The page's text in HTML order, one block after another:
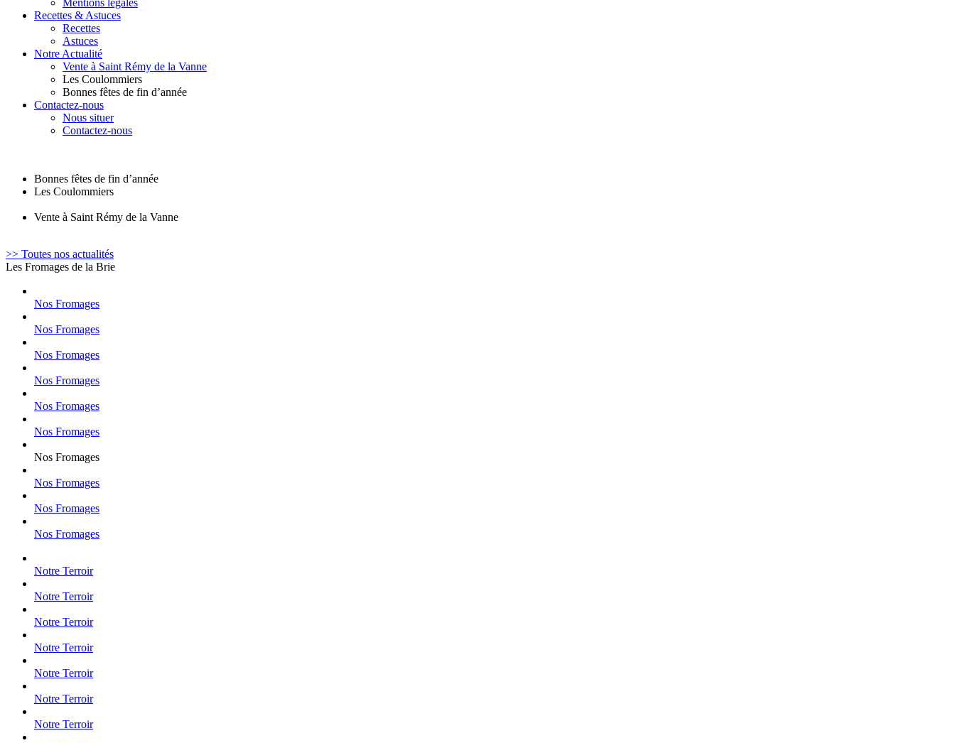
Mentions légales
Recettes & Astuces
Recettes
Astuces
Notre Actualité
Vente à Saint Rémy de la Vanne
Les Coulommiers
Bonnes fêtes de fin d’année
Contactez-nous
Nous situer
Contactez-nous
Bonnes fêtes de fin d’année
Les Coulommiers
Vente à Saint Rémy de la Vanne
>> Toutes nos actualités
Les Fromages de la Brie
Nos Fromages
Nos Fromages
Nos Fromages
Nos Fromages
Nos Fromages
Nos Fromages
Nos Fromages
Nos Fromages
Nos Fromages
Nos Fromages
Notre Terroir
Notre Terroir
Notre Terroir
Notre Terroir
Notre Terroir
Notre Terroir
Notre Terroir